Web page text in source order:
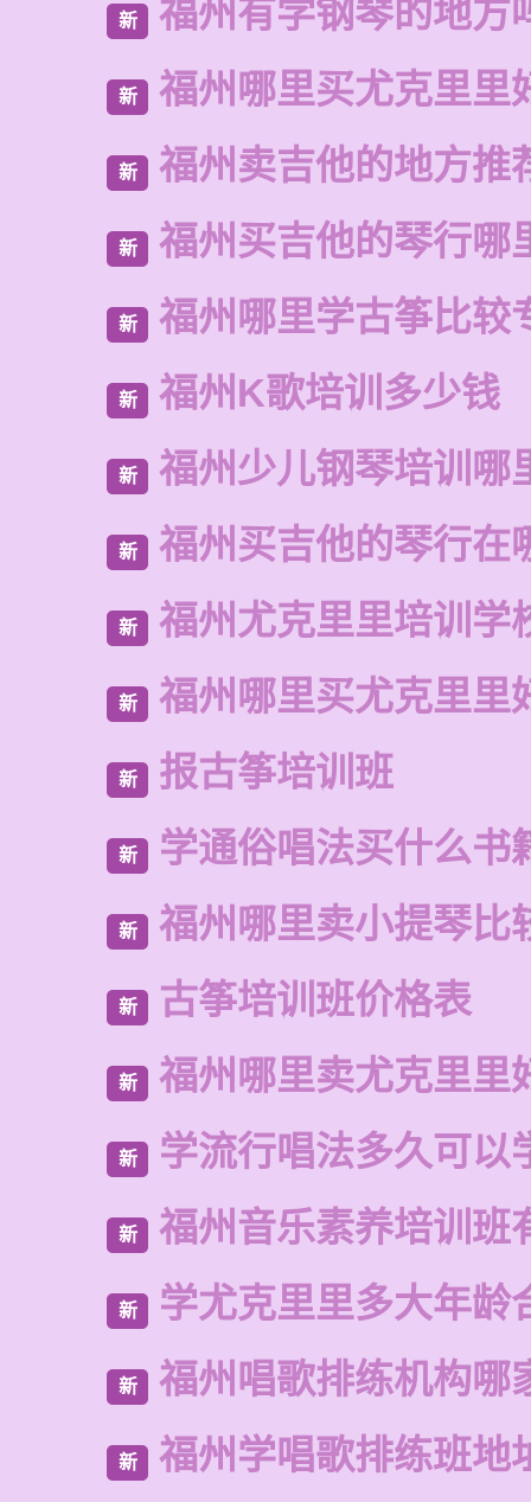
新 福州有学钢琴的地方
新 福州哪里买尤克里里
新 福州卖吉他的地方推
新 福州买吉他的琴行哪
新 福州哪里学古筝比较
新 福州K歌培训多少钱
新 福州少儿钢琴培训哪
新 福州买吉他的琴行在
新 福州尤克里里培训学
新 福州哪里买尤克里里
新 报古筝培训班
新 学通俗唱法买什么书
新 福州哪里卖小提琴比
新 古筝培训班价格表
新 福州哪里卖尤克里里
新 学流行唱法多久可以
新 福州音乐素养培训班
新 学尤克里里多大年龄
新 福州唱歌排练机构哪
新 福州学唱歌排练班地